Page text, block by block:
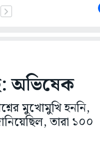
অভিষেক
মুখোমুখি হননি,
তারা ১০০